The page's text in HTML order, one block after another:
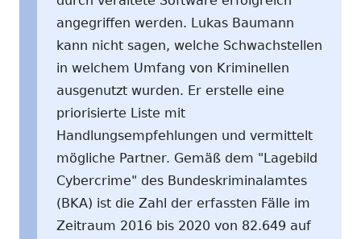
angegriffen werden. Lukas Baumann
kann nicht sagen, welche Schwachstellen
in welchem Umfang von Kriminellen
ausgenutzt wurden. Er erstelle eine
priorisierte Liste mit
Handlungsempfehlungen und vermittelt
mögliche Partner. Gemäß dem "Lagebild
Cybercrime" des Bundeskriminalamtes
(BKA) ist die Zahl der erfassten Fälle im
Zeitraum 2016 bis 2020 von 82.649 auf